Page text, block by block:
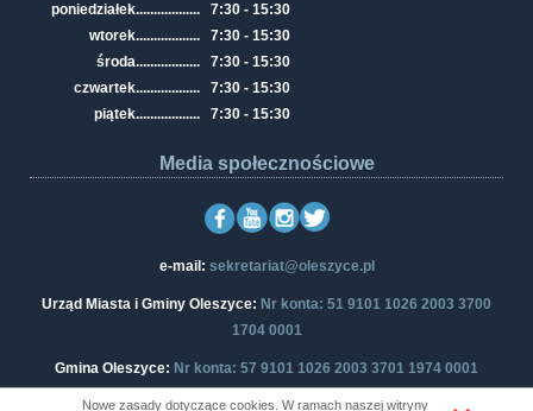
poniedziałek..................
7:30 - 15:30
wtorek..................
7:30 - 15:30
środa..................
7:30 - 15:30
czwartek..................
7:30 - 15:30
piątek.................. 7:30 - 15:30
Media społecznościowe
e-mail: sekretariat@oleszyce.pl
Urząd Miasta i Gminy Oleszyce: Nr konta: 51 9101 1026 2003 3700
1704 0001
Gmina Oleszyce: Nr konta: 57 9101 1026 2003 3701 1974 0001
Nowe zasady dotyczące cookies. W ramach naszej witryny